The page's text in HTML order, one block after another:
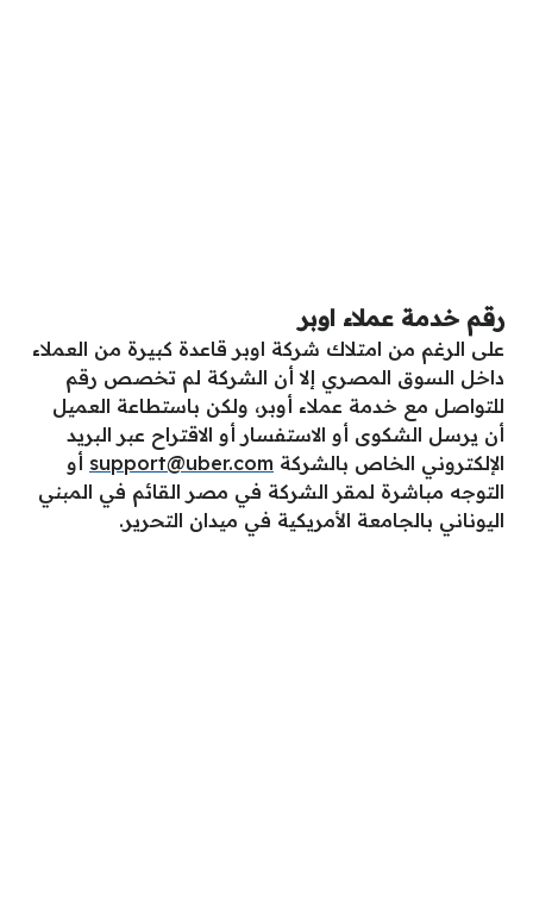
رقم خدمة عملاء اوبر
على الرغم من امتلاك شركة اوبر قاعدة كبيرة من العملاء
داخل السوق المصري إلا أن الشركة لم تخصص رقم
للتواصل مع خدمة عملاء أوبر، ولكن باستطاعة العميل
أن يرسل الشكوى أو الاستفسار أو الاقتراح عبر البريد
الإلكتروني الخاص بالشركة support@uber.com أو
التوجه مباشرة لمقر الشركة في مصر القائم في المبني
اليوناني بالجامعة الأمريكية في ميدان التحرير.